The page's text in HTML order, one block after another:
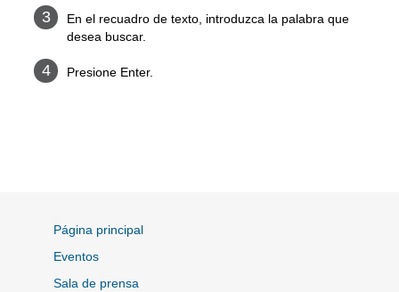
En el recuadro de texto, introduzca la palabra que
desea buscar.
Presione Enter.
Página principal
Eventos
Sala de prensa